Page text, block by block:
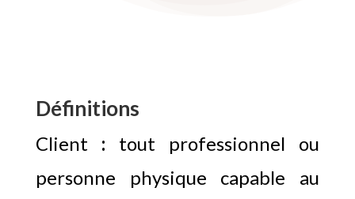
Définitions
Client : tout professionnel ou
personne physique capable au